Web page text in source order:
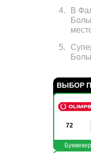
4.
В
5.
ВЫБОР
72